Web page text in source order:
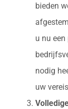
bieden
u nu
nodig
uw